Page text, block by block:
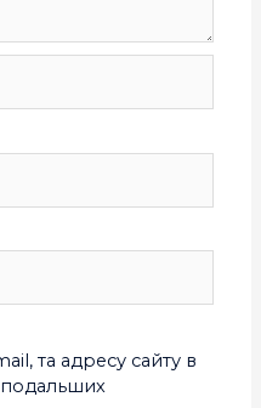
та адресу сайту в
подальших